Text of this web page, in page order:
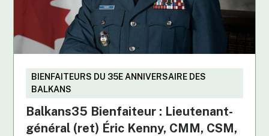
BIENFAITEURS DU 35E ANNIVERSAIRE DES
BALKANS
Balkans35 Bienfaiteur : Lieutenant-
général (ret) Éric Kenny, CMM, CSM,